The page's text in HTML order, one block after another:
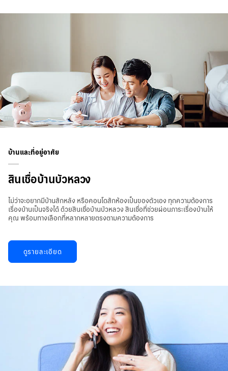
บ้านและที่อยู่อาศัย
สินเชื่อบ้านบัวหลวง
ไม่ว่าจะอยากมีบ้านสักหลัง หรือคอนโดสักห้องเป็นของตัวเอง ทุกความต้องการ
เรื่องบ้านเป็นจริงได้ ด้วยสินเชื่อบ้านบัวหลวง สินเชื่อที่ช่วยผ่อนภาระเรื่องบ้านให้
คุณ พร้อมทางเลือกที่หลากหลายตรงตามความต้องการ
ดูรายละเอียด